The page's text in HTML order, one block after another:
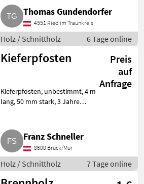
Festmeter. Mehrere Jahre unter
Dach gelagert. Nur
Selbstabholer. Privatverkau
Thomas Gundendorfer
4551 Ried im Traunkreis
Holz / Schnittholz 6 Tage online
Kieferpfosten
Preis
auf
Anfrage
Kieferpfosten, unbestimmt, 4 m
lang, 50 mm stark, 3 Jahre
Franz Schneller
8600 Bruck/Mur
Holz / Schnittholz 7 Tage online